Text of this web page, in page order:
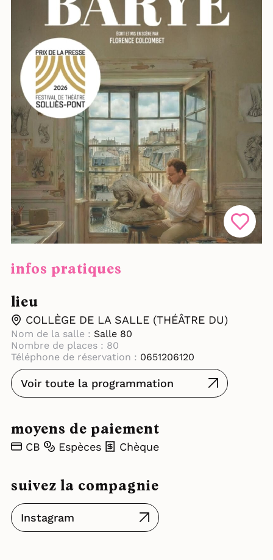
infos pratiques
lieu
COLLÈGE DE LA SALLE (THÉÂTRE DU)
Nom de la salle : Salle 80
Nombre de places : 80
Téléphone de réservation : 0651206120
Voir toute la programmation
moyens de paiement
CB Espèces Chèque
suivez la compagnie
Instagram